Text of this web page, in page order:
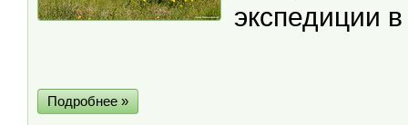
экспедиции
Подробнее »